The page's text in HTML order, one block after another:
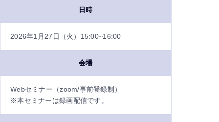
日時
2026年1月27日（火）15:00~16:00
会場
Webセミナー（zoom/事前登録制）
※本セミナーは録画配信です。